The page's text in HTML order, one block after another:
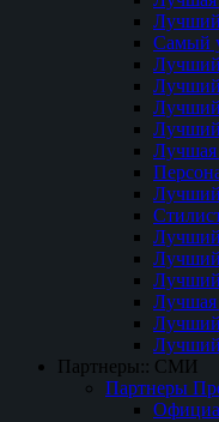
Лучший
Самый
Лучший
Лучший
Лучший
Лучший
Лучшая
Лучший
Лучший
Лучший
Лучший
Лучшая
Лучший
Лучший
Партнеры:: СМИ
Партнеры